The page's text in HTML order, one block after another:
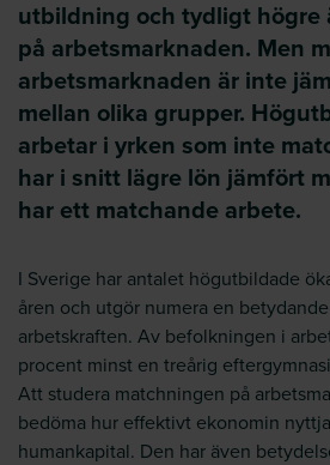
utbildning och tydligt högre
på arbetsmarknaden. Men
arbetsmarknaden är inte
mellan olika grupper.
arbetar i yrken som inte
har i snitt lägre lön jämfört
har ett matchande arbete.
I Sverige har antalet högutbildade
åren och utgör numera en
arbetskraften. Av befolkningen i
procent minst en treårig
Att studera matchningen på
bedöma hur effektivt ekonomin
humankapital. Den har även